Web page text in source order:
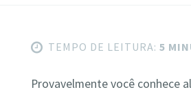
TEMPO DE LEITURA: 5
Provavelmente você conhece